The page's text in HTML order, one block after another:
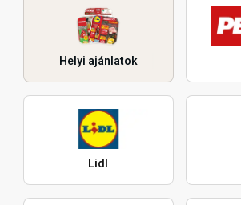
Helyi ajánlatok
Lidl